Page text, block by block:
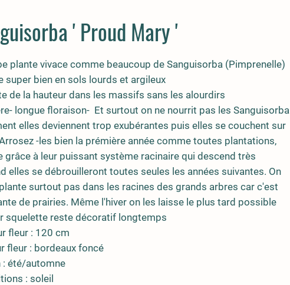
' Proud Mary '
plante vivace comme beaucoup de Sanguisorba (Pimprenelle)
super bien en sols lourds et argileux
de la hauteur dans les massifs sans les alourdirs
longue floraison- Et surtout on ne nourrit pas les Sanguisorba
elles deviennent trop exubérantes puis elles se couchent sur
-les bien la prémière année comme toutes plantations,
grâce à leur puissant système racinaire qui descend très
elles se débrouilleront toutes seules les années suivantes. On
surtout pas dans les racines des grands arbres car c'est
de prairies. Même l'hiver on les laisse le plus tard possible
squelette reste décoratif longtemps
fleur : 120 cm
fleur : bordeaux foncé
: été/automne
: soleil